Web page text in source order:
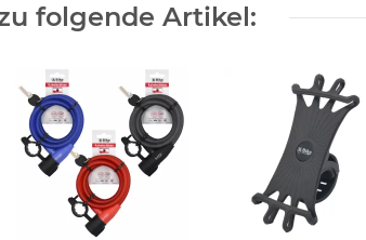
folgende Artikel: